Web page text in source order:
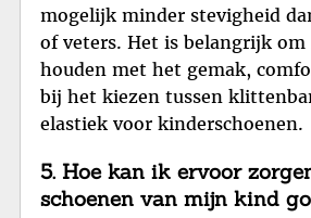
mogelijk minder stevigheid
of veters. Het is belangrijk
houden met het gemak,
bij het kiezen tussen
elastiek voor kinderschoenen.
5. Hoe kan ik ervoor
schoenen van mijn kind